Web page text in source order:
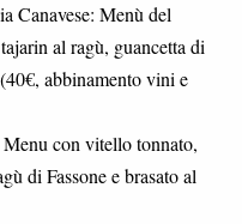
Canavese: Menù del
al ragù, guancetta di
abbinamento vini e
con vitello tonnato,
di Fassone e brasato al